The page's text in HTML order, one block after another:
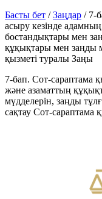
Басты бет /Заңдар / 7-
асыру кезінде
бостандықтары мен
құқықтары мен заңды
қызметі туралы Заңы
7-бап. Сот-сараптама
және азаматтың
мүдделерін, заңды
сақтау Cот-сараптама